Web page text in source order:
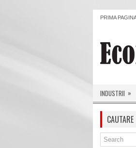
PRIMA
INDUSTRII »
CAUTARE